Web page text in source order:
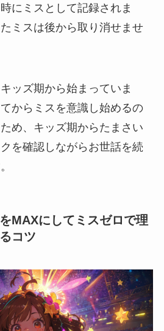
にミスとして記録されま
ミスは後から取り消せませ
ッズ期から始まっていま
からミスを意識し始めるの
め、キッズ期からたまさい
を確認しながらお世話を続
MAXにしてミスゼロで理
コツ